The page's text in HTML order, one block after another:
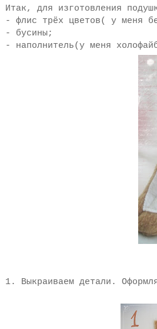
Итак, для изготовления
- флис трёх цветов( у меня
- бусины;
- наполнитель(у меня
1. Выкраиваем детали.